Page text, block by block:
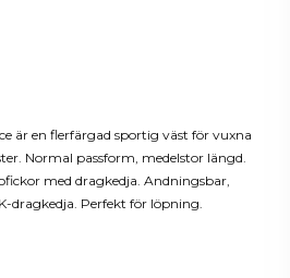
är en flerfärgad sportig väst för vuxna
Normal passform, medelstor längd.
med dragkedja. Andningsbar,
dragkedja. Perfekt för löpning.